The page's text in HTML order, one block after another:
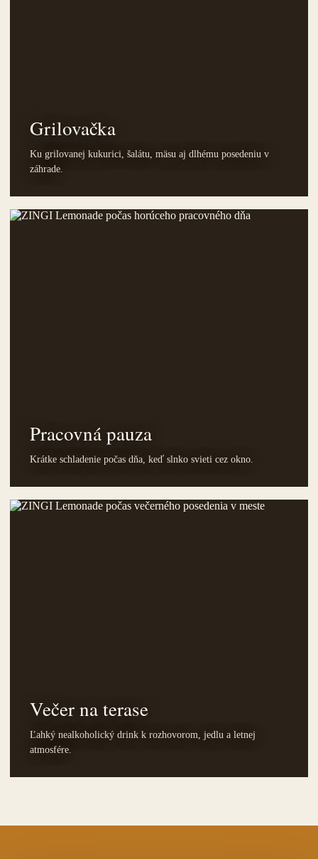
Grilovačka
Ku grilovanej kukurici, šalátu, mäsu aj dlhému posedeniu v
záhrade.
Pracovná pauza
Krátke schladenie počas dňa, keď slnko svieti cez okno.
Večer na terase
Ľahký nealkoholický drink k rozhovorom, jedlu a letnej
atmosfére.